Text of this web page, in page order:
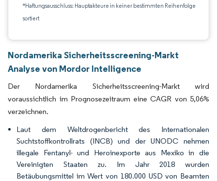
*Haftungsausschluss: Hauptakteure in keiner bestimmten Reihenfolge
sortiert
Nordamerika Sicherheitsscreening-Markt
Analyse von Mordor Intelligence
Der Nordamerika Sicherheitsscreening-Markt wird
voraussichtlich im Prognosezeitraum eine CAGR von 5,06%
verzeichnen.
Laut dem Weltdrogenbericht des Internationalen
Suchtstoffkontrollrats (INCB) und der UNODC nehmen
illegale Fentanyl- und Heroinexporte aus Mexiko in die
Vereinigten Staaten zu. Im Jahr 2018 wurden
Betäubungsmittel im Wert von 180.000 USD von Beamten